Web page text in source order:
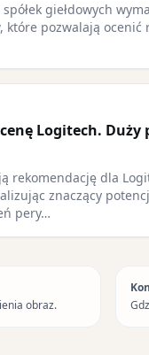
giełdowych
które pozwalają ocenić
Logitech. Duży
rekomendację dla
znaczący
pery…
obraz.